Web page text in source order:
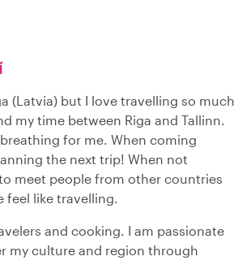
(Latvia) but I love travelling so much
my time between Riga and Tallinn.
for me. When coming
the next trip! When not
meet people from other countries
feel like travelling.
and cooking. I am passionate
my culture and region through